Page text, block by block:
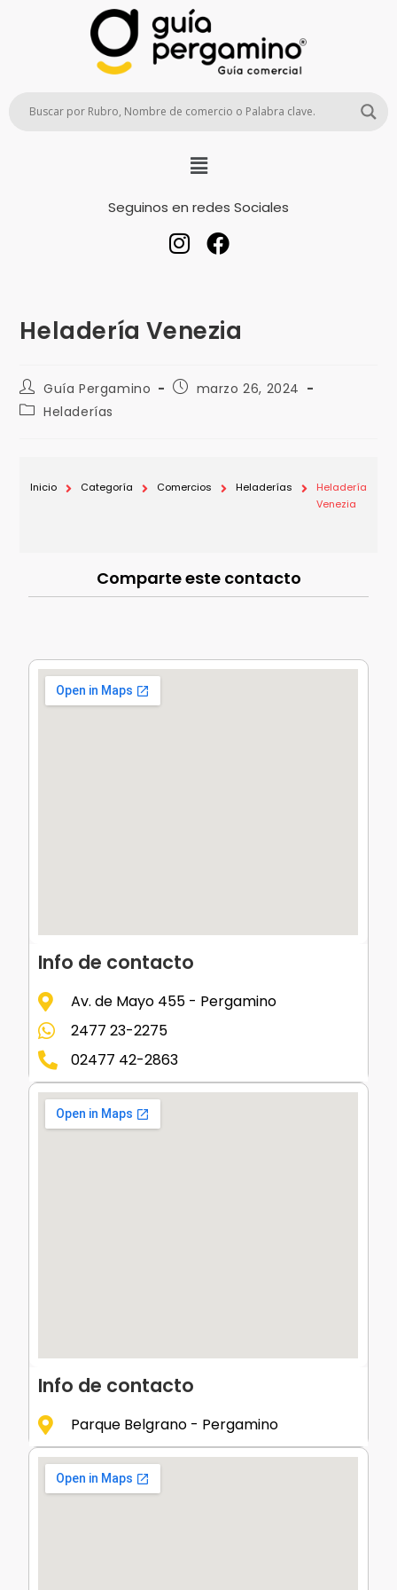
Seguinos en redes Sociales
Heladería Venezia
Guía Pergamino
marzo 26, 2024
Heladerías
Inicio Categoría Comercios Heladerías
Heladería
Venezia
Comparte este contacto
Info de contacto
Av. de Mayo 455 - Pergamino
2477 23-2275
02477 42-2863
Info de contacto
Parque Belgrano - Pergamino